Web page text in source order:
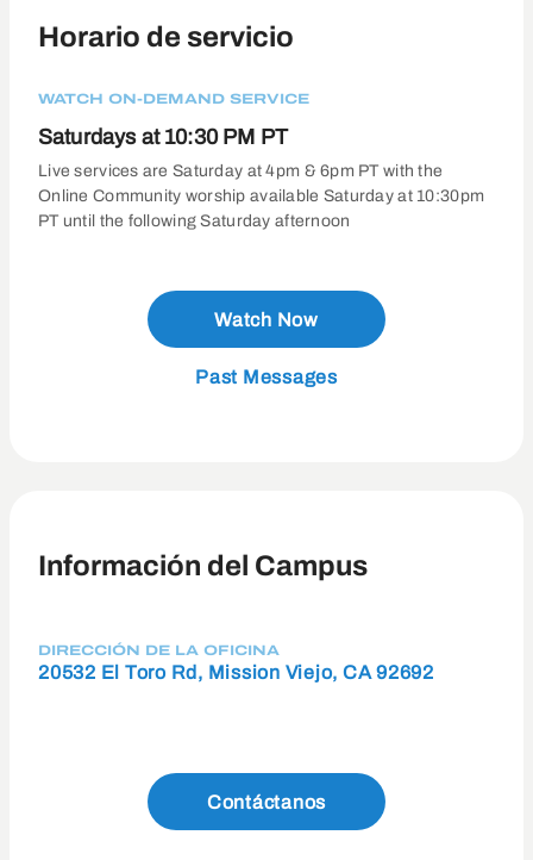
Horario de servicio
WATCH ON-DEMAND SERVICE
Saturdays at 10:30 PM PT
Live services are Saturday at 4pm & 6pm PT with the
Online Community worship available Saturday at 10:30pm
PT until the following Saturday afternoon
Watch Now
Past Messages
Información del Campus
DIRECCIÓN DE LA OFICINA
20532 El Toro Rd, Mission Viejo, CA 92692
Contáctanos